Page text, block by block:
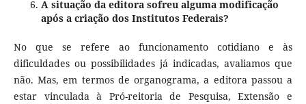
A situação da editora sofreu alguma modificação
após a criação dos Institutos Federais?
No que se refere ao funcionamento cotidiano e às
dificuldades ou possibilidades já indicadas, avaliamos que
não. Mas, em termos de organograma, a editora passou a
estar vinculada à Pró-reitoria de Pesquisa, Extensão e